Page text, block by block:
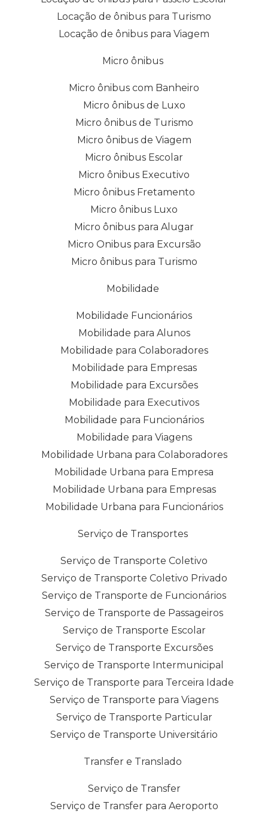
Locação de ônibus para Turismo
Locação de ônibus para Viagem
Micro ônibus
Micro ônibus com Banheiro
Micro ônibus de Luxo
Micro ônibus de Turismo
Micro ônibus de Viagem
Micro ônibus Escolar
Micro ônibus Executivo
Micro ônibus Fretamento
Micro ônibus Luxo
Micro ônibus para Alugar
Micro Onibus para Excursão
Micro ônibus para Turismo
Mobilidade
Mobilidade Funcionários
Mobilidade para Alunos
Mobilidade para Colaboradores
Mobilidade para Empresas
Mobilidade para Excursões
Mobilidade para Executivos
Mobilidade para Funcionários
Mobilidade para Viagens
Mobilidade Urbana para Colaboradores
Mobilidade Urbana para Empresa
Mobilidade Urbana para Empresas
Mobilidade Urbana para Funcionários
Serviço de Transportes
Serviço de Transporte Coletivo
Serviço de Transporte Coletivo Privado
Serviço de Transporte de Funcionários
Serviço de Transporte de Passageiros
Serviço de Transporte Escolar
Serviço de Transporte Excursões
Serviço de Transporte Intermunicipal
Serviço de Transporte para Terceira Idade
Serviço de Transporte para Viagens
Serviço de Transporte Particular
Serviço de Transporte Universitário
Transfer e Translado
Serviço de Transfer
Serviço de Transfer para Aeroporto